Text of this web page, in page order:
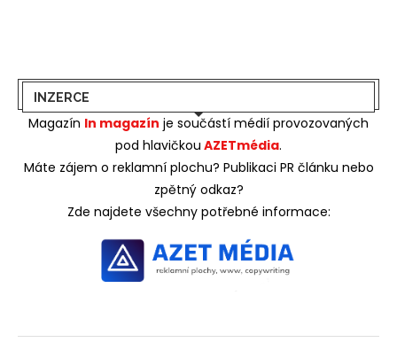
INZERCE
Magazín In magazín je součástí médií provozovaných
pod hlavičkou AZETmédia.
Máte zájem o reklamní plochu? Publikaci PR článku nebo
zpětný odkaz?
Zde najdete všechny potřebné informace: